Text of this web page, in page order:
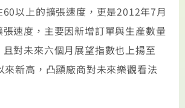
以上的擴張速度，更是2012年7月
速度，主要因新增訂單與生產數量
對未來六個月展望指數也上揚至
來新高，凸顯廠商對未來樂觀看法